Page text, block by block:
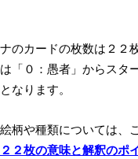
のカードの枚数は２２
「０：愚者」からスタ
なります。
柄や種類については、
２枚の意味と解釈のポ